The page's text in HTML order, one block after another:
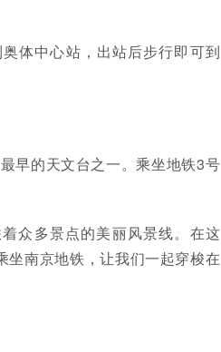
体中心站，出站后步行即可到
早的天文台之一。乘坐地铁3号
众多景点的美丽风景线。在这
坐南京地铁，让我们一起穿梭在